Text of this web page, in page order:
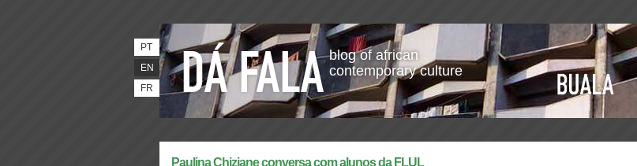
blog of african
contemporary culture
PT
EN
FR
Paulina Chiziane conversa com alunos da FLUL